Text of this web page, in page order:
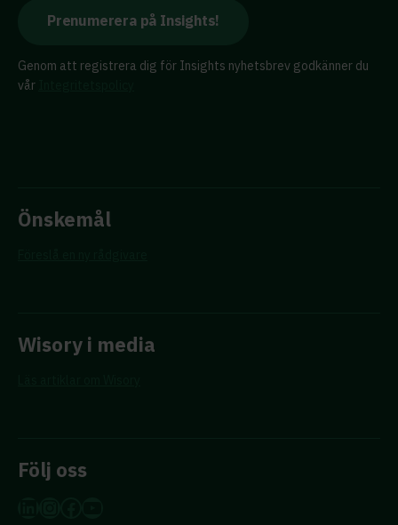
Genom att registrera dig för Insights nyhetsbrev godkänner du
vår
Önskemål
Wisory i media
Följ oss